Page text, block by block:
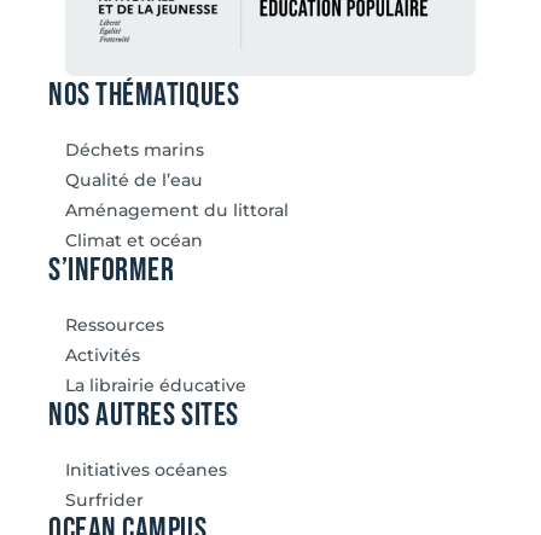
Nos thématiques
Déchets marins
Qualité de l’eau
Aménagement du littoral
Climat et océan
S’informer
Ressources
Activités
La librairie éducative
Nos autres sites
Initiatives océanes
Surfrider